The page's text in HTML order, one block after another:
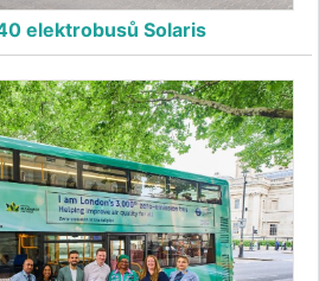
elektrobusů Solaris